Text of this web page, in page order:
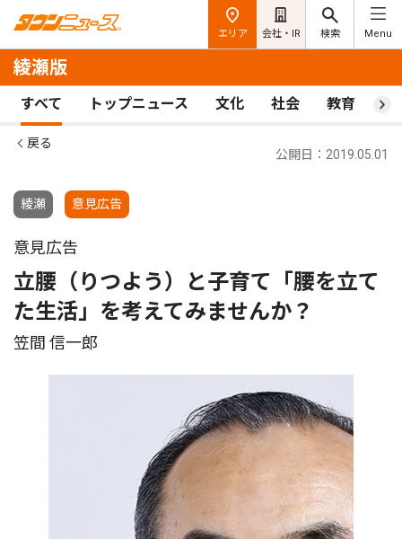
エリア 会社・IR 検索 Menu
綾瀬版
すべて トップニュース 文化 社会 教育 ス
戻る
綾瀬 意見広告
公開日：2019.05.01
意見広告
立腰（りつよう）と子育て「腰を立て
た生活」を考えてみませんか？
笠間 信一郎